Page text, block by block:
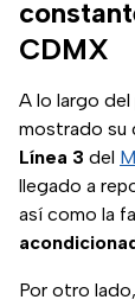
CDMX
A lo largo
mostrado su
Línea 3 del
llegado a
así como la
Por otro